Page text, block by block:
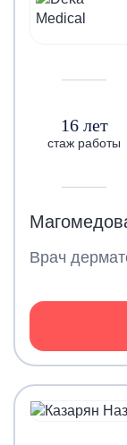
16 лет
стаж работы
Врач